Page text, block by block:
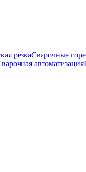
резкаСварочные
автоматизация